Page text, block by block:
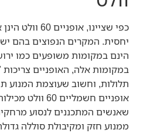
כפי שציינו,
יחסית. המקרים הנפוצים בהם יש
הינם במקומות משופעים כמו
במקומות אלה, האופניים
תלולות, וחשוב שעוצמת המנוע
אופניים
שאנשים המתכננים לנסוע
ממנוע חזק ומקיבולת סוללה